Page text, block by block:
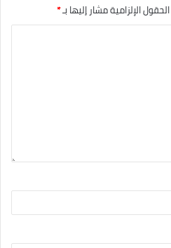
الحقول الإلزامية مشار إليها بـ*